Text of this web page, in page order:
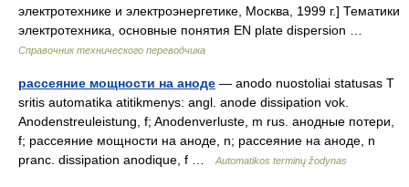
электротехнике и электроэнергетике, Москва, 1999 г.] Тематики
электротехника, основные понятия EN plate dispersion …
Справочник технического переводчика
рассеяние мощности на аноде — anodo nuostoliai statusas T
sritis automatika atitikmenys: angl. anode dissipation vok.
Anodenstreuleistung, f; Anodenverluste, m rus. анодные потери,
f; рассеяние мощности на аноде, n; рассеяние на аноде, n
pranc. dissipation anodique, f …
Automatikos terminų žodynas